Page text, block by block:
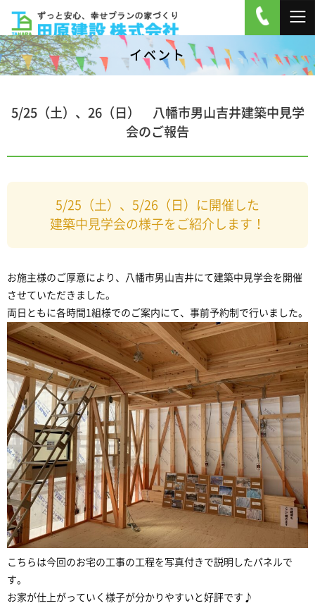
イベント
5/25（土）、26（日） 八幡市男山吉井建築中見学
会のご報告
5/25（土）、5/26（日）に開催した
建築中見学会の様子をご紹介します！
お施主様のご厚意により、八幡市男山吉井にて建築中見学会を開催
させていただきました。
両日ともに各時間1組様でのご案内にて、事前予約制で行いました。
こちらは今回のお宅の工事の工程を写真付きで説明したパネルで
す。
お家が仕上がっていく様子が分かりやすいと好評です♪